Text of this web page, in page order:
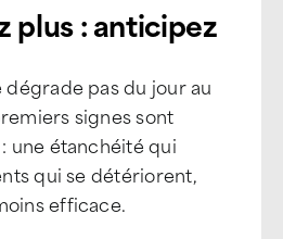
plus : anticipez
pas du jour au
signes sont
une étanchéité qui
qui se détériorent,
efficace.